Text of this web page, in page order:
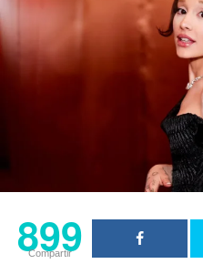
899
Compartir